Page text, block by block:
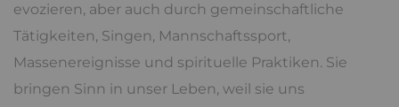
evozieren, aber auch durch gemeinschaftliche
Tätigkeiten, Singen, Mannschaftssport,
Massenereignisse und spirituelle Praktiken. Sie
bringen Sinn in unser Leben, weil sie uns